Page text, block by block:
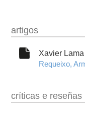
obra
fototeca
outros docs
artigos
Xavier
Requeixo,
críticas e reseñas